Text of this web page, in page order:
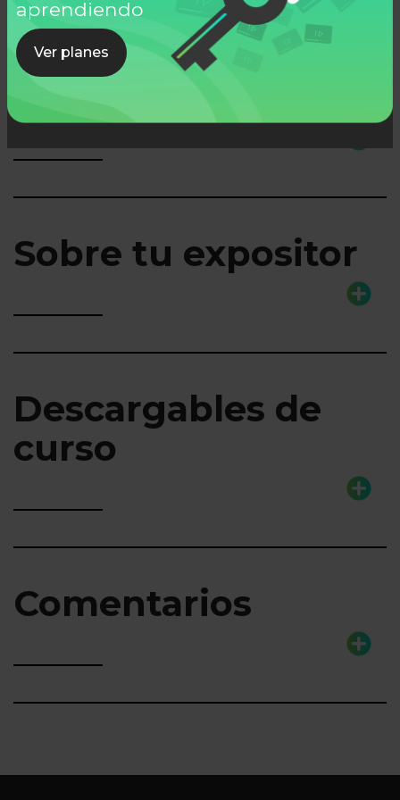
aprendiendo
Ver planes
Lo que aprenderás
Sobre tu expositor
Descargables de
curso
Comentarios